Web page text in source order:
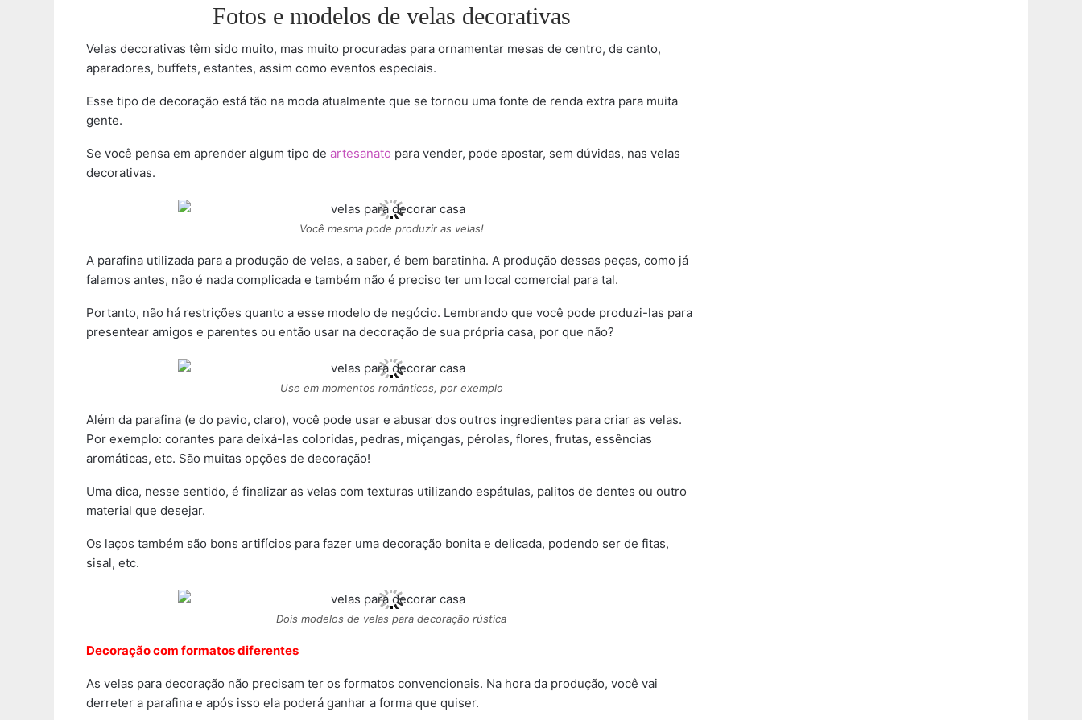
Fotos e modelos de velas decorativas
Velas decorativas têm sido muito, mas muito procuradas para ornamentar mesas de centro, de canto,
aparadores, buffets, estantes, assim como eventos especiais.
Esse tipo de decoração está tão na moda atualmente que se tornou uma fonte de renda extra para muita
gente.
Se você pensa em aprender algum tipo de artesanato para vender, pode apostar, sem dúvidas, nas velas
decorativas.
Você mesma pode produzir as velas!
A parafina utilizada para a produção de velas, a saber, é bem baratinha. A produção dessas peças, como já
falamos antes, não é nada complicada e também não é preciso ter um local comercial para tal.
Portanto, não há restrições quanto a esse modelo de negócio. Lembrando que você pode produzi-las para
presentear amigos e parentes ou então usar na decoração de sua própria casa, por que não?
Use em momentos românticos, por exemplo
Além da parafina (e do pavio, claro), você pode usar e abusar dos outros ingredientes para criar as velas.
Por exemplo: corantes para deixá-las coloridas, pedras, miçangas, pérolas, flores, frutas, essências
aromáticas, etc. São muitas opções de decoração!
Uma dica, nesse sentido, é finalizar as velas com texturas utilizando espátulas, palitos de dentes ou outro
material que desejar.
Os laços também são bons artifícios para fazer uma decoração bonita e delicada, podendo ser de fitas,
sisal, etc.
Dois modelos de velas para decoração rústica
Decoração com formatos diferentes
As velas para decoração não precisam ter os formatos convencionais. Na hora da produção, você vai
derreter a parafina e após isso ela poderá ganhar a forma que quiser.